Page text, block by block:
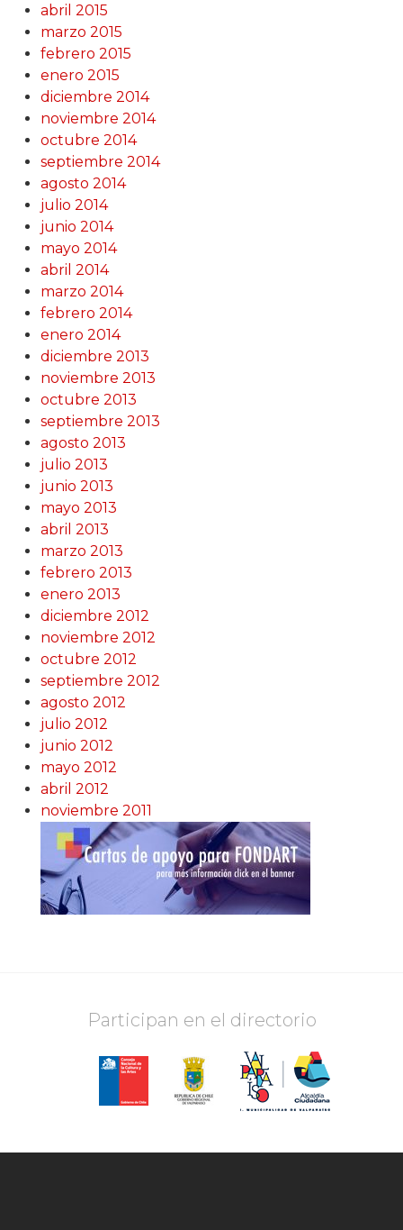
abril 2015
marzo 2015
febrero 2015
enero 2015
diciembre 2014
noviembre 2014
octubre 2014
septiembre 2014
agosto 2014
julio 2014
junio 2014
mayo 2014
abril 2014
marzo 2014
febrero 2014
enero 2014
diciembre 2013
noviembre 2013
octubre 2013
septiembre 2013
agosto 2013
julio 2013
junio 2013
mayo 2013
abril 2013
marzo 2013
febrero 2013
enero 2013
diciembre 2012
noviembre 2012
octubre 2012
septiembre 2012
agosto 2012
julio 2012
junio 2012
mayo 2012
abril 2012
noviembre 2011
Participan en el directorio